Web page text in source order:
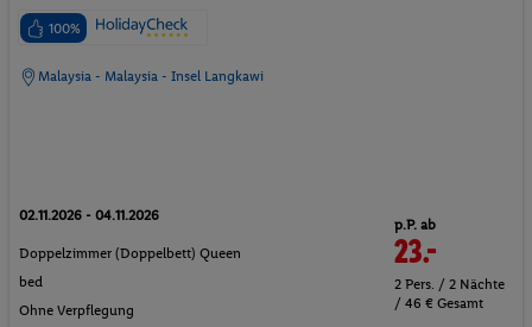
100%
Malaysia - Malaysia - Insel Langkawi
02.11.2026 - 04.11.2026
Doppelzimmer (Doppelbett) Queen
bed
Ohne Verpflegung
p.P. ab
23.-
2 Pers. / 2 Nächte
/ 46 € Gesamt